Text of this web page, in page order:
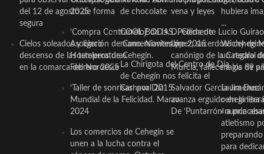
del 12 de agosto de forma
segura
Cielos soleados y ligero
descenso de las temperaturas
en la comarca del Noroeste
2025
‘Compra Contrarreloj’ de la
Asociación de Comerciantes y
Hosteleros de Cehegín.
Febrero 2025
‘Taller de sonrisas’ por Día
Mundial de la Felicidad. Marzo
2024
Los comercios de Cehegín se
unen a la lucha contra el
de chocolate
COOL BODAS. Pedida de
mano. Noviembre 2015
La Chirigota del Centro de Día
de Cehegín nos felicita el
Carnaval 2015
vena y leyes
D. Clemente Lucio Guirao
López, sacerdote
canónigo de la Catedral
Murcia, fallece a los 89
Salvador García Jiménez
avanza erguido en la
De ‘Puntarrón’ a
hubiera
...
Wichy de
un regalo
magia de
Laura
ceheginera
«nunca
atletismo
para